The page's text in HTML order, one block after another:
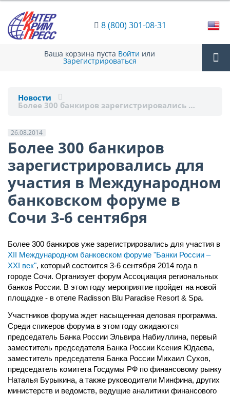
8 (800) 301-08-31
Ваша корзина пуста Войти или
Зарегистрироваться
Новости
Более 300 банкиров зарегистрировались …
26.08.2014
Более 300 банкиров
зарегистрировались для
участия в Международном
банковском форуме в
Сочи 3-6 сентября
Более 300 банкиров уже зарегистрировались для участия в
XII Международном банковском форуме "Банки России –
XXI век", который состоится 3-6 сентября 2014 года в
городе Сочи. Организует форум Ассоциация региональных
банков России. В этом году мероприятие пройдет на новой
площадке - в отеле Radisson Blu Paradise Resort & Spa.
Участников форума ждет насыщенная деловая программа.
Среди спикеров форума в этом году ожидаются
председатель Банка России Эльвира Набиуллина, первый
заместитель председателя Банка России Ксения Юдаева,
заместитель председателя Банка России Михаил Сухов,
председатель комитета Госдумы РФ по финансовому рынку
Наталья Бурыкина, а также руководители Минфина, других
министерств и ведомств, ведущие аналитики финансового